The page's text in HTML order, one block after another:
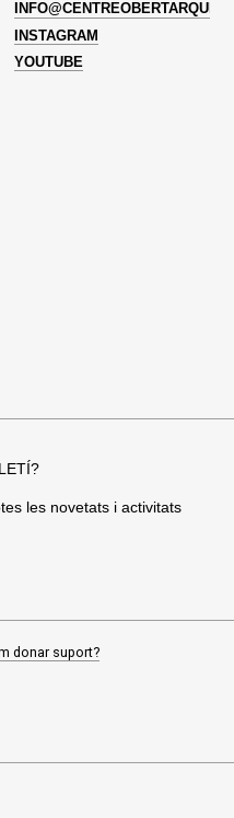
INSTAGRAM
YOUTUBE
les novetats i activitats
donar suport?